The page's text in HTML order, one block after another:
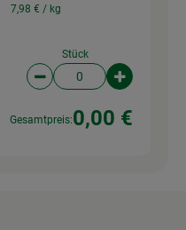
7,98 € / kg
Stück
Artikelanzahl
Gesamtpreis:0,00 €